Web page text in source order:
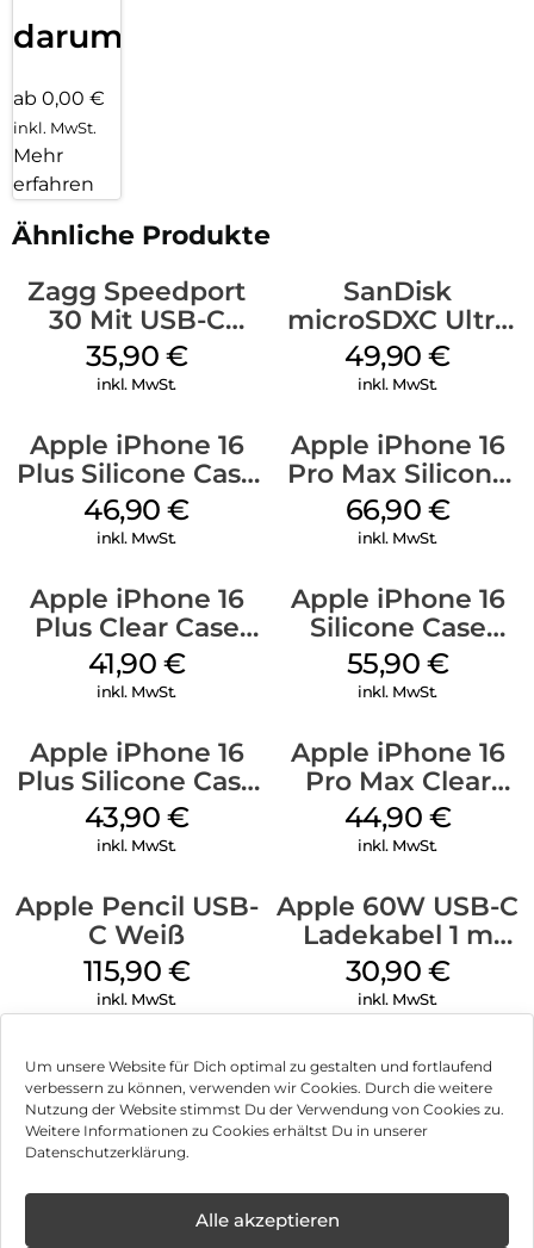
Um unsere Website für Dich optimal zu gestalten und fortlaufend
verbessern zu können, verwenden wir Cookies. Durch die weitere
Nutzung der Website stimmst Du der Verwendung von Cookies zu.
Weitere Informationen zu Cookies erhältst Du in unserer
Datenschutzerklärung.
Alle akzeptieren
darum!
ab 0,00 €
inkl. MwSt.
Mehr
erfahren
Ähnliche Produkte
Zagg Speedport
30 Mit USB-C
Kabel Weiß
35,90 €
inkl. MwSt.
SanDisk
microSDXC Ultra
128 GB + Adapter
Mobile
49,90€
inkl. MwSt.
Apple iPhone 16
Plus Silicone Case
MagSafe Stone
Gray
46,90€
inkl. MwSt.
Apple iPhone 16
Pro Max Silicone
Case MagSafe
Black
66,90 €
inkl. MwSt.
Apple iPhone 16
Plus Clear Case
MagSafe
Transparent
41,90 €
inkl. MwSt.
Apple iPhone 16
Silicone Case
MagSafe
Ultramarine
55,90 €
inkl. MwSt.
Apple iPhone 16
Plus Silicone Case
MagSafe Black
43,90 €
inkl. MwSt.
Apple iPhone 16
Pro Max Clear
Case MagSafe
Transparent
44,90 €
inkl. MwSt.
Apple Pencil USB-
C Weiß
115,90 €
inkl. MwSt.
Apple 60W USB-C
Ladekabel 1 m
Weiß
30,90 €
inkl. MwSt.
Impressum